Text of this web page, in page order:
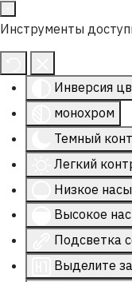
Инструменты
Инверсия
монохром
Темный
Легкий
Низкое
Высокое
Подсветка
Выделите